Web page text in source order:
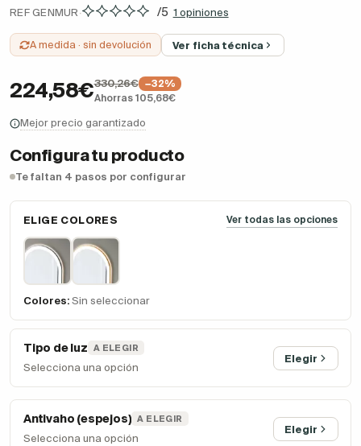
REF GENMUR · /5 1 opiniones
A medida · sin devolución Ver ficha técnica
224,58€330,26€
−32%
Ahorras 105,68€
Mejor precio garantizado
Configura tu producto
Te faltan 4 pasos por configurar
ELIGE COLORES Ver todas las opciones
Colores: Sin seleccionar
Tipo de luz A ELEGIR
Selecciona una opción
Elegir
Antivaho (espejos) A ELEGIR
Selecciona una opción
Elegir